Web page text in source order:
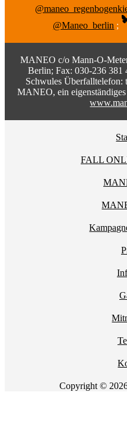
@Maneo_berlin ;
MANEO c/o Mann-O-
Berlin; Fax: 030-236
Schwules
MANEO, ein
FALL
Copyright ©